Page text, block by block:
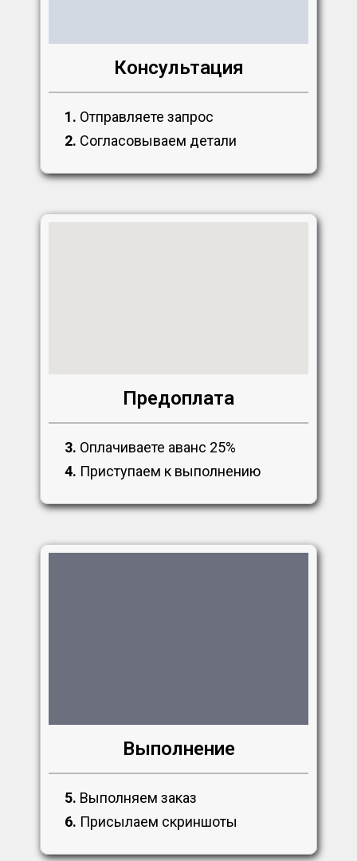
Консультация
1. Отправляете запрос
2. Согласовываем детали
Предоплата
3. Оплачиваете аванс 25%
4. Приступаем к выполнению
Выполнение
5. Выполняем заказ
6. Присылаем скриншоты